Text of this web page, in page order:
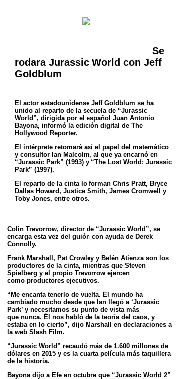
Se
rodara Jurassic World con Jeff
Goldblum
El actor estadounidense Jeff Goldblum se ha
unido al reparto de la secuela de “Jurassic
World”, dirigida por el español Juan Antonio
Bayona, informó la edición digital de The
Hollywood Reporter.
El intérprete retomará así el papel del matemático
y consultor Ian Malcolm, al que ya encarnó en
“Jurassic Park” (1993) y “The Lost World: Jurassic
Park” (1997).
El reparto de la cinta lo forman Chris Pratt, Bryce
Dallas Howard, Justice Smith, James Cromwell y
Toby Jones, entre otros.
Colin Trevorrow, director de “Jurassic World”, se
encarga esta vez del guión con ayuda de Derek
Connolly.
Frank Marshall, Pat Crowley y Belén Atienza son los
productores de la cinta, mientras que Steven
Spielberg y el propio Trevorrow ejercen
como productores ejecutivos.
“Me encanta tenerlo de vuelta. El mundo ha
cambiado mucho desde que Ian llegó a ‘Jurassic
Park’ y necesitamos su punto de vista más
que nunca. Él nos habló de la teoría del caos, y
estaba en lo cierto”, dijo Marshall en declaraciones a
la web Slash Film.
“Jurassic World” recaudó más de 1.600 millones de
dólares en 2015 y es la cuarta película más taquillera
de la historia.
Bayona dijo a Efe en octubre que “Jurassic World 2”